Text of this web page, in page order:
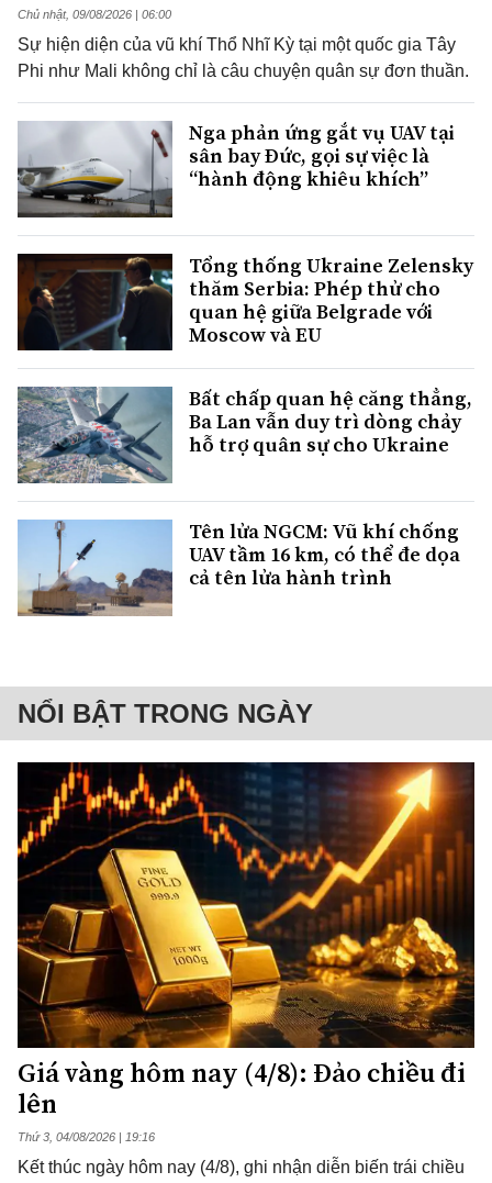
Chủ nhật, 09/08/2026 | 06:00
Sự hiện diện của vũ khí Thổ Nhĩ Kỳ tại một quốc gia Tây
Phi như Mali không chỉ là câu chuyện quân sự đơn thuần.
Nga phản ứng gắt vụ UAV tại
sân bay Đức, gọi sự việc là
“hành động khiêu khích”
Tổng thống Ukraine Zelensky
thăm Serbia: Phép thử cho
quan hệ giữa Belgrade với
Moscow và EU
Bất chấp quan hệ căng thẳng,
Ba Lan vẫn duy trì dòng chảy
hỗ trợ quân sự cho Ukraine
Tên lửa NGCM: Vũ khí chống
UAV tầm 16 km, có thể đe dọa
cả tên lửa hành trình
NỔI BẬT TRONG NGÀY
Giá vàng hôm nay (4/8): Đảo chiều đi
lên
Thứ 3, 04/08/2026 | 19:16
Kết thúc ngày hôm nay (4/8), ghi nhận diễn biến trái chiều